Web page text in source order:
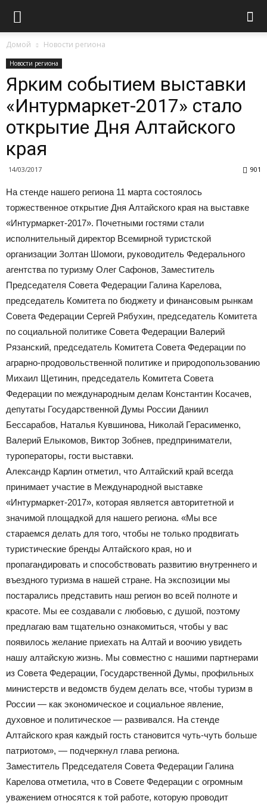
Домой Новости региона
Новости региона
Ярким событием выставки
«Интурмаркет-2017» стало
открытие Дня Алтайского
края
14/03/2017 901
На стенде нашего региона 11 марта состоялось
торжественное открытие Дня Алтайского края на выставке
«Интурмаркет-2017». Почетными гостями стали
исполнительный директор Всемирной туристской
организации Золтан Шомоги, руководитель Федерального
агентства по туризму Олег Сафонов, Заместитель
Председателя Совета Федерации Галина Карелова,
председатель Комитета по бюджету и финансовым рынкам
Совета Федерации Сергей Рябухин, председатель Комитета
по социальной политике Совета Федерации Валерий
Рязанский, председатель Комитета Совета Федерации по
аграрно-продовольственной политике и природопользованию
Михаил Щетинин, председатель Комитета Совета
Федерации по международным делам Константин Косачев,
депутаты Государственной Думы России Даниил
Бессарабов, Наталья Кувшинова, Николай Герасименко,
Валерий Елыкомов, Виктор Зобнев, предприниматели,
туроператоры, гости выставки.
Александр Карлин отметил, что Алтайский край всегда
принимает участие в Международной выставке
«Интурмаркет-2017», которая является авторитетной и
значимой площадкой для нашего региона. «Мы все
стараемся делать для того, чтобы не только продвигать
туристические бренды Алтайского края, но и
пропагандировать и способствовать развитию внутреннего и
въездного туризма в нашей стране. На экспозиции мы
постарались представить наш регион во всей полноте и
красоте. Мы ее создавали с любовью, с душой, поэтому
предлагаю вам тщательно ознакомиться, чтобы у вас
появилось желание приехать на Алтай и воочию увидеть
нашу алтайскую жизнь. Мы совместно с нашими партнерами
из Совета Федерации, Государственной Думы, профильных
министерств и ведомств будем делать все, чтобы туризм в
России — как экономическое и социальное явление,
духовное и политическое — развивался. На стенде
Алтайского края каждый гость становится чуть-чуть больше
патриотом», — подчеркнул глава региона.
Заместитель Председателя Совета Федерации Галина
Карелова отметила, что в Совете Федерации с огромным
уважением относятся к той работе, которую проводит